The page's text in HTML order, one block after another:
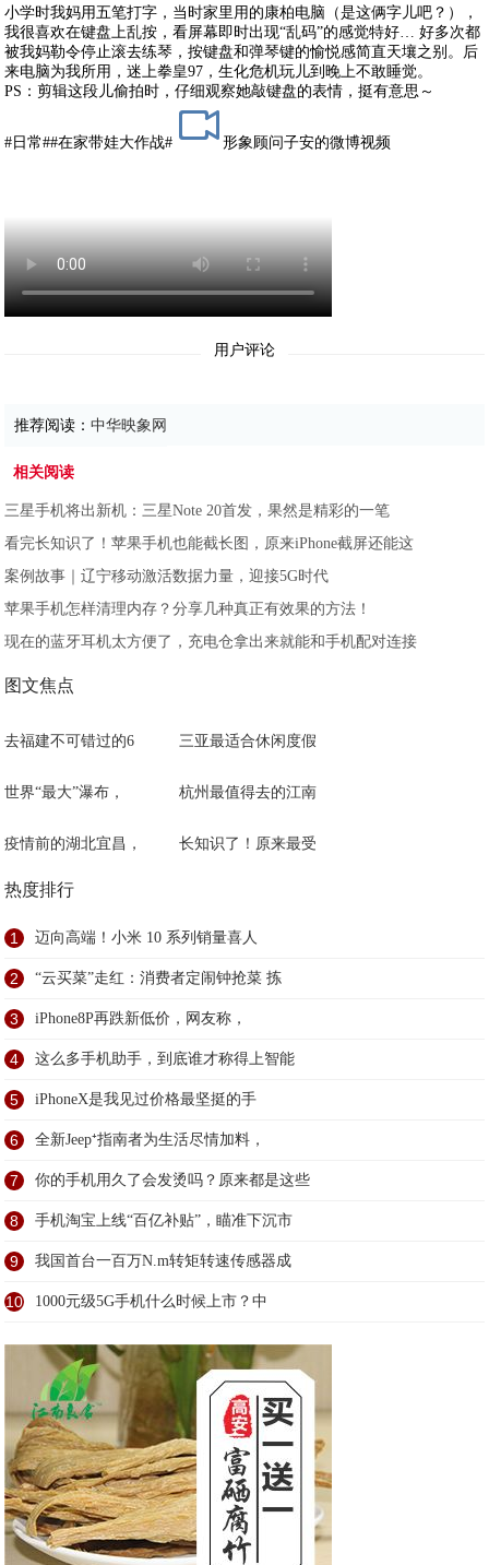
小学时我妈用五笔打字，当时家里用的康柏电脑（是这俩字儿吧？），
我很喜欢在键盘上乱按，看屏幕即时出现“乱码”的感觉特好… 好多次都
被我妈勒令停止滚去练琴，按键盘和弹琴键的愉悦感简直天壤之别。后
来电脑为我所用，迷上拳皇97，生化危机玩儿到晚上不敢睡觉。
PS：剪辑这段儿偷拍时，仔细观察她敲键盘的表情，挺有意思～
#日常##在家带娃大作战# 形象顾问子安的微博视频
用户评论
推荐阅读：中华映象网
相关阅读
三星手机将出新机：三星Note 20首发，果然是精彩的一笔
看完长知识了！苹果手机也能截长图，原来iPhone截屏还能这
案例故事｜辽宁移动激活数据力量，迎接5G时代
苹果手机怎样清理内存？分享几种真正有效果的方法！
现在的蓝牙耳机太方便了，充电仓拿出来就能和手机配对连接
图文焦点
去福建不可错过的6 三亚最适合休闲度假
世界“最大”瀑布， 杭州最值得去的江南
疫情前的湖北宜昌， 长知识了！原来最受
热度排行
1 迈向高端！小米 10 系列销量喜人
2 “云买菜”走红：消费者定闹钟抢菜 拣
3 iPhone8P再跌新低价，网友称，
4 这么多手机助手，到底谁才称得上智能
5 iPhoneX是我见过价格最坚挺的手
6 全新Jeep⁺指南者为生活尽情加料，
7 你的手机用久了会发烫吗？原来都是这些
8 手机淘宝上线“百亿补贴”，瞄准下沉市
9 我国首台一百万N.m转矩转速传感器成
10 1000元级5G手机什么时候上市？中